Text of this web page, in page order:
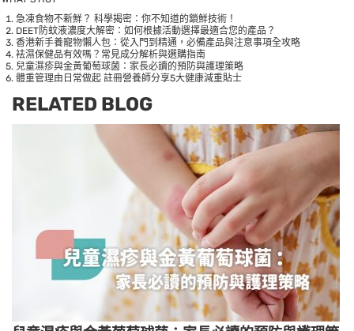
急凍食物不新鮮？ 科學揭密：你不知道的鎖鮮技術！
DEET防蚊液濃度大解密：如何根據活動選擇最適合您的產品？
香港新手養寵物懶人包：從入門到精通，必備產品與注意事項全攻略
袪濕保健品有效嗎？常見成分解析與選購指南
兒童濕疹與金黃葡萄球菌：家長必讀的預防與護理策略
體重管理由日常做起 註冊營養師分享5大健康減重貼士
RELATED BLOG